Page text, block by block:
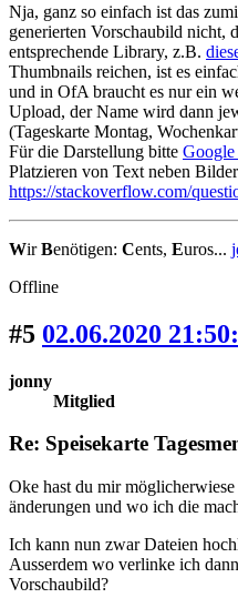
Nja, ganz so einfach ist das
generierten Vorschaubild nicht,
entsprechende Library, z.B.
Thumbnails reichen, ist es
und in OfA braucht es nur ein
Upload, der Name wird dann
(Tageskarte Montag,
Für die Darstellung bitte Google
Platzieren von Text neben
https://stackoverflow.com/
WirBenötigen: Cents, Euros...
Offline
#5 02.06.2020
jonny
Mitglied
Re: Speisekarte
Oke hast du mir
änderungen und wo ich die
Ich kann nun zwar Dateien
Ausserdem wo verlinke ich
Vorschaubild?